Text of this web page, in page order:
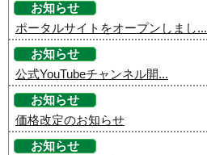
お知らせ
ポータルサイトをオープンしまし...
お知らせ
公式YouTubeチャンネル開...
お知らせ
価格改定のお知らせ
お知らせ